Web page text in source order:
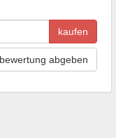
kaufen
abgeben